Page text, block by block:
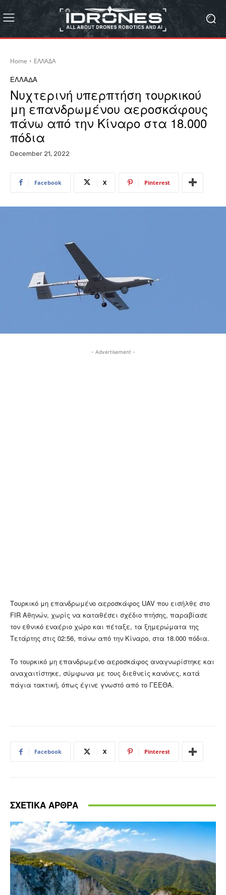
Home ΕΛΛΑΔΑ
ΕΛΛΑΔΑ
Νυχτερινή υπερπτήση τουρκικού
μη επανδρωμένου αεροσκάφους
πάνω από την Κίναρο στα 18.000
πόδια
December 21, 2022
Facebook X Pinterest
- Advertisement -
Τουρκικό μη επανδρωμένο αεροσκάφος UAV που εισήλθε στο
FIR Αθηνών, χωρίς να καταθέσει σχέδιο πτήσης, παραβίασε
τον εθνικό εναέριο χώρο και πέταξε, τα ξημερώματα της
Τετάρτης στις 02:56, πάνω από την Κίναρο, στα 18.000 πόδια.
Το τουρκικό μη επανδρωμένο αεροσκάφος αναγνωρίστηκε και
αναχαιτίστηκε, σύμφωνα με τους διεθνείς κανόνες, κατά
πάγια τακτική, όπως έγινε γνωστό από το ΓΕΕΘΑ.
Facebook X Pinterest
ΣΧΕΤΙΚΑ ΑΡΘΡΑ